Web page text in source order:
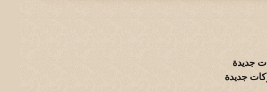
جديدة
جديدة